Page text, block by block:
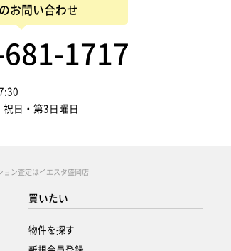
お問い合わせ
1717
日・第3日曜日
ョン査定はイエスタ盛岡店
買いたい
物件を探す